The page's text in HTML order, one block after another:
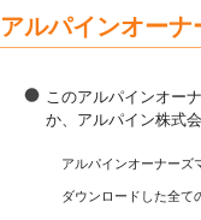
アルパインオー
このアルパインオー
か、アルパイン株式
アルパインオーナーズ
ダウンロードした全て